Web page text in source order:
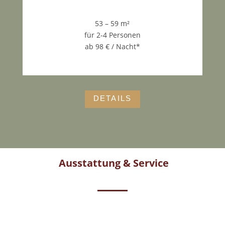
53 – 59 m²
für 2-4 Personen
ab 98 € / Nacht*
DETAILS
Ausstattung & Service